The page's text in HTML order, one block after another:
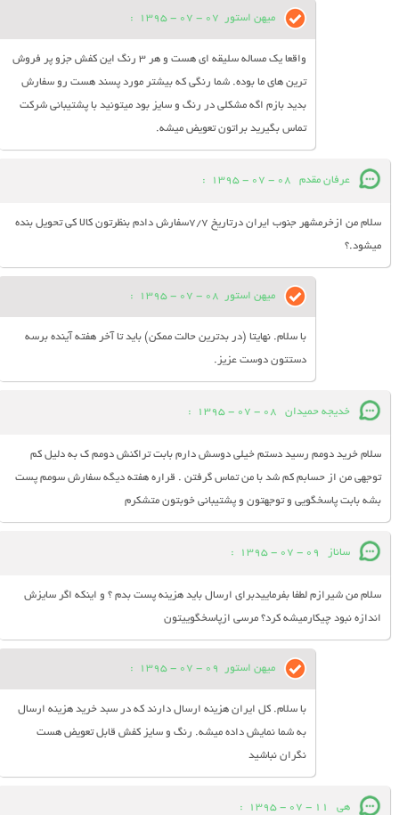
میهن استور 07 - 07 - 1395
:
واقعا یک مساله سلیقه ای هست و هر 3 رنگ این کفش جزو پر فروش
ترین های ما بوده. شما رنگی که بیشتر مورد پسند هست رو سفارش
بدید بازم اگه مشکلی در رنگ و سایز بود میتونید با پشتیبانی شرکت
تماس بگیرید براتون تعویض میشه.
عرفان مقدم 08 - 07 - 1395
:
سلام من ازخرمشهر جنوب ایران درتاریخ 7/7سفارش دادم بنظرتون کالا کی تحویل بنده
میشود.؟
میهن استور 08 - 07 - 1395
:
با سلام. نهایتا (در بدترین حالت ممکن) باید تا آخر هفته آینده برسه
دستتون دوست عزیز.
خدیجه حمیدان 08 - 07 - 1395
:
سلام خرید دومم رسید دستم خیلی دوسش دارم بابت تراکنش دومم ک به دلیل کم
توجهی من از حسابم کم شد با من تماس گرفتن . قراره هفته دیگه سفارش سومم پست
بشه بابت پاسخگویی و توجهتون و پشتیبانی خوبتون متشکرم
ساناز 09 - 07 - 1395
:
سلام من شیرازم لطفا بفرماییدبرای ارسال باید هزینه پست بدم ؟ و اینکه اگر سایزش
اندازه نبود چیکارمیشه کرد؟ مرسی ازپاسخگوییتون
میهن استور 09 - 07 - 1395
:
با سلام. کل ایران هزینه ارسال دارند که در سبد خرید هزینه ارسال
به شما نمایش داده میشه. رنگ و سایز کفش قابل تعویض هست
نگران نباشید
هی 11 - 07 - 1395
: